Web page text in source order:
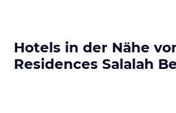
Hotels in der Nähe
Residences Salalah